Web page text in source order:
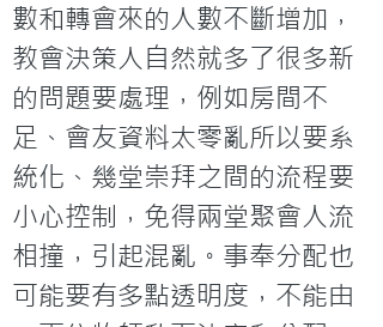
數和轉會來的人數不斷增加，
教會決策人自然就多了很多新
的問題要處理，例如房間不
足、會友資料太零亂所以要系
統化、幾堂崇拜之間的流程要
小心控制，免得兩堂聚會人流
相撞，引起混亂。事奉分配也
可能要有多點透明度，不能由